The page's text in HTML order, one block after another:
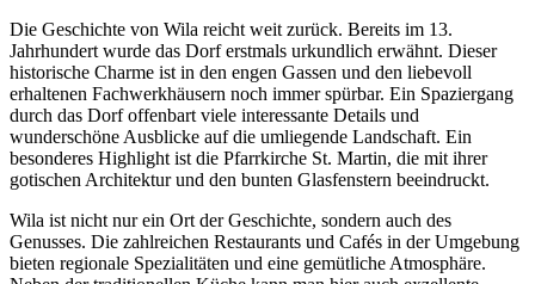
Die Geschichte von Wila reicht weit zurück. Bereits im 13.
Jahrhundert wurde das Dorf erstmals urkundlich erwähnt. Dieser
historische Charme ist in den engen Gassen und den liebevoll
erhaltenen Fachwerkhäusern noch immer spürbar. Ein Spaziergang
durch das Dorf offenbart viele interessante Details und
wunderschöne Ausblicke auf die umliegende Landschaft. Ein
besonderes Highlight ist die Pfarrkirche St. Martin, die mit ihrer
gotischen Architektur und den bunten Glasfenstern beeindruckt.
Wila ist nicht nur ein Ort der Geschichte, sondern auch des
Genusses. Die zahlreichen Restaurants und Cafés in der Umgebung
bieten regionale Spezialitäten und eine gemütliche Atmosphäre.